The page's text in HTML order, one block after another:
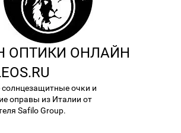
ОПТИКИ ОНЛАЙН
очки и
оправы из Италии от
Safilo Group.